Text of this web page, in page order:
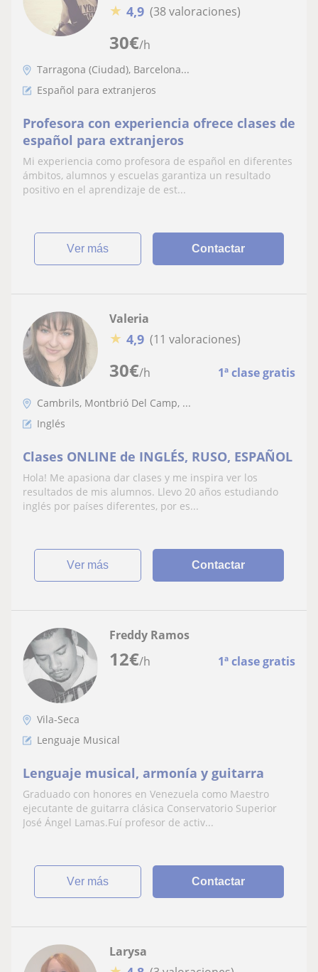
30€/h
★ 4,9 (38 valoraciones)
Tarragona (Ciudad), Barcelona...
Español para extranjeros
Profesora con experiencia ofrece clases de
español para extranjeros
Mi experiencia como profesora de español en diferentes
ámbitos, alumnos y escuelas garantiza un resultado
positivo en el aprendizaje de est...
ver más Contactar
30€/h 1ª clase gratis
Valeria
★ 4,9 (11 valoraciones)
Cambrils, Montbrió Del Camp, ...
Inglés
Clases ONLINE de INGLÉS, RUSO, ESPAÑOL
Hola! Me apasiona dar clases y me inspira ver los
resultados de mis alumnos. Llevo 20 años estudiando
inglés por países diferentes, por es...
ver más Contactar
12€/h 1ª clase gratis
Freddy Ramos
Vila-Seca
Lenguaje Musical
Lenguaje musical, armonía y guitarra
Graduado con honores en Venezuela como Maestro
ejecutante de guitarra clásica Conservatorio Superior
José Ángel Lamas.Fuí profesor de activ...
ver más Contactar
Larysa